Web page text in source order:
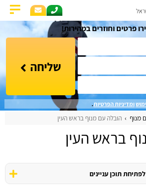
פרטים וחוזרים במהירות!
שליחה
ומדיניות הפרטיות.
מנוף הובלה עם מנוף בראש העין
בראש העין
תוכן עניינים